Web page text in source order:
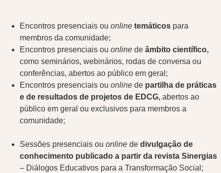
Encontros presenciais ou online temáticos para
membros da comunidade;
Encontros presenciais ou online de âmbito científico,
como seminários, webinários, rodas de conversa ou
conferências, abertos ao público em geral;
Encontros presenciais ou online de partilha de práticas
e de resultados de projetos de EDCG, abertos ao
público em geral ou exclusivos para membros a
comunidade;
Sessões presenciais ou online de divulgação de
conhecimento publicado a partir da revista Sinergias
– Diálogos Educativos para a Transformação Social;